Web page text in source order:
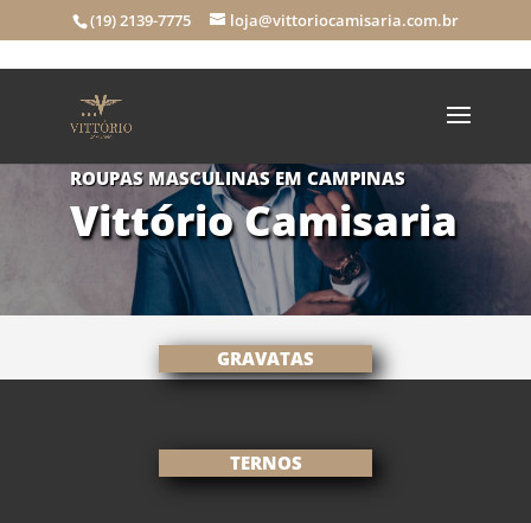
(19) 2139-7775 loja@vittoriocamisaria.com.br
ROUPAS MASCULINAS EM CAMPINAS
Vittório Camisaria
GRAVATAS
TERNOS